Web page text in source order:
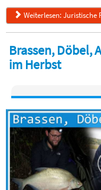
Weiterlesen:
Brassen, Döbel,
im Herbst